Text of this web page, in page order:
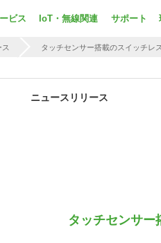
ビス IoT・無線関連 サポート
タッチセンサー搭載のスイッチレ
ニュースリリース
タッチセンサー